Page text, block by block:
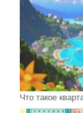
Что такое